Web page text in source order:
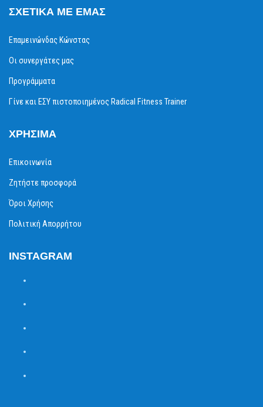
ΣΧΕΤΙΚΆ ΜΕ ΕΜΆΣ
Επαμεινώνδας Κώνστας
Οι συνεργάτες μας
Προγράμματα
Γίνε και ΕΣΥ πιστοποιημένος Radical Fitness Trainer
ΧΡΉΣΙΜΑ
Επικοινωνία
Ζητήστε προσφορά
Όροι Χρήσης
Πολιτική Απορρήτου
INSTAGRAM